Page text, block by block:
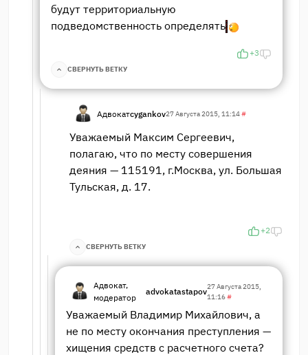
будут территориальную
подведомственность определять
+3
СВЕРНУТЬ ВЕТКУ
Адвокатcygankov27 Августа 2015, 11:14#
Уважаемый Максим Сергеевич,
полагаю, что по месту совершения
деяния — 115191, г.Москва, ул. Большая
Тульская, д. 17.
+2
СВЕРНУТЬ ВЕТКУ
Адвокат,
модератор
advokatastapov27 Августа 2015,
11:16#
Уважаемый Владимир Михайлович, а
не по месту окончания преступления —
хищения средств с расчетного счета?